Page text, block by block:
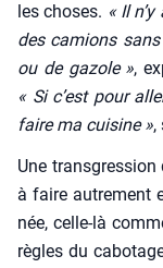
les choses. « Il
des camions
ou de gazole »,
« Si c’est pour
faire ma cui­sine »,
Une
à faire autre­ment
née, celle-là
règles du